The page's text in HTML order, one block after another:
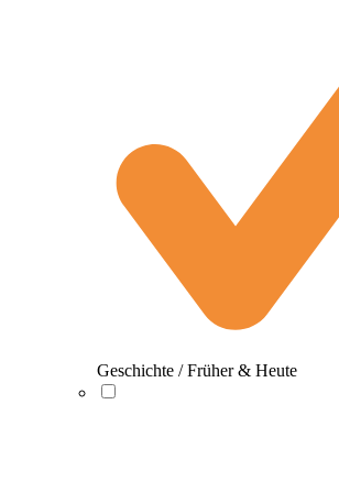
Geschichte / Früher & Heute